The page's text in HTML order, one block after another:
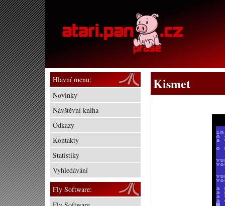
Kismet
Hlavní menu:
Novinky
Návštěvní kniha
Odkazy
Kontakty
Statistiky
Vyhledávání
Fly Software: